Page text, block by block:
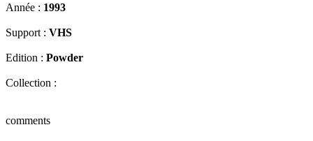
Année : 1993
Support : VHS
Edition : Powder
Collection :
comments